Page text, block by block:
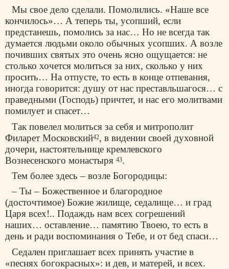
Мы свое дело сделали. Помолились. «Наше все
кончилось»… А теперь ты, усопший, если
предстанешь, помолись за нас… Но не всегда так
думается людьми около обычных усопших. А возле
почивших святых это очень ясно ощущается: не
столько хочется молиться за них, сколько у них
просить… На отпусте, то есть в конце отпевания,
иногда говорится: душу от нас преставльшагося… с
праведными (Господь) причтет, и нас его молитвами
помилует и спасет…
Так повелел молиться за себя и митрополит
Филарет Московский42, в видении своей духовной
дочери, настоятельнице кремлевского
Вознесенского монастыря 43.
Тем более здесь – возле Богородицы:
– Ты – Божественное и благородное
(досточтимое) Божие жилище, седалище… и град
Царя всех!.. Подаждь нам всех согрешений
наших… оставление… памятию Твоею, то есть в
день и ради воспоминания о Тебе, и от бед спаси…
Седален приглашает всех принять участие в
«песнях богокрасных»: и дев, и матерей, и всех.